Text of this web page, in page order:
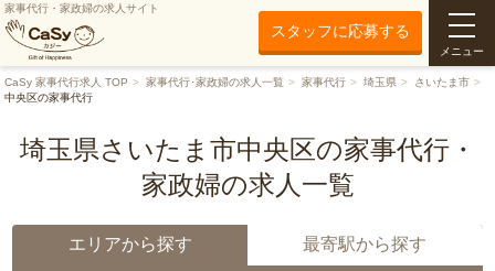
家事代行・家政婦の求人サイト
スタッフに応募する
メニュー
CaSy 家事代行求人 TOP 家事代行･家政婦の求人一覧 家事代行 埼玉県
さいたま市
中央区の家事代行
埼玉県さいたま市中央区の家事代行・
家政婦の求人一覧
エリアから探す 最寄駅から探す